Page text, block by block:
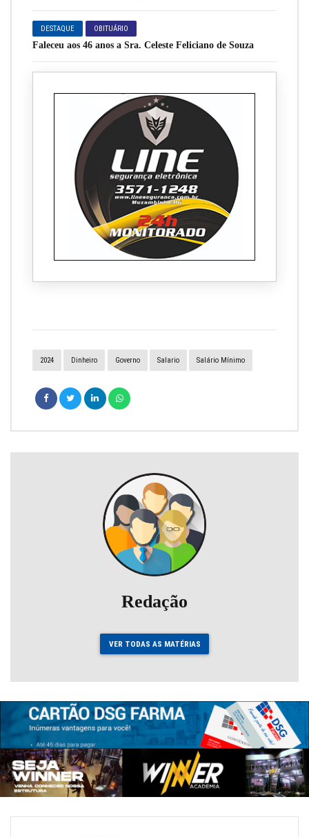
DESTAQUE OBITUÁRIO
Faleceu aos 46 anos a Sra. Celeste Feliciano de Souza
2024 Dinheiro Governo Salario Salário Mínimo
Redação
VER TODAS AS MATÉRIAS